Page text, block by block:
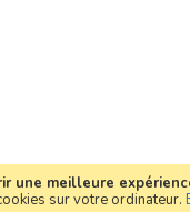
une meilleure
sur votre ordinateur.